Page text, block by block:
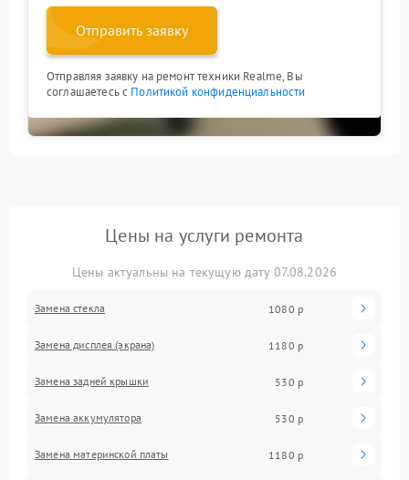
Отправить заявку
Отправляя заявку на ремонт техники Realme, Вы
соглашаетесь с Политикой конфиденциальности
Цены на услуги ремонта
Цены актуальны на текущую дату 07.08.2026
Замена стекла 1080 р
Замена дисплея (экрана) 1180 р
Замена задней крышки 530 р
Замена аккумулятора 530 р
Замена материнской платы 1180 р